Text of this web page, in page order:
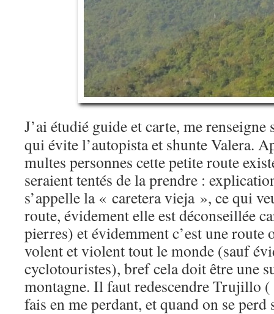
J’ai étudié guide et carte, me
qui évite l’autopista et shunte Valera.
multes personnes cette petite route
seraient tentés de la prendre :
s’appelle la « caretera vieja », ce qui
route, évidement elle est déconseillée
pierres) et évidemment c’est une route
volent et violent tout le monde (sauf
cyclotouristes), bref cela doit être une
montagne. Il faut redescendre Trujillo (
fais en me perdant, et quand on se